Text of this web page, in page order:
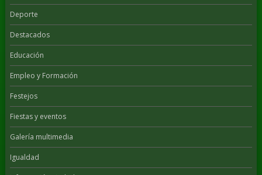
Deporte
Destacados
Educación
Empleo y Formación
Festejos
Fiestas y eventos
Galería multimedia
Igualdad